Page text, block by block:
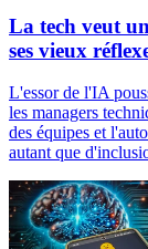
La tech veut
ses vieux
L'essor de l'IA
les managers
des équipes et
autant que